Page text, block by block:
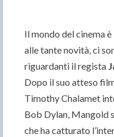
Il mondo del cinema
alle tante novità, ci
riguardanti il regista
Dopo il suo atteso
Timothy Chalamet
Bob Dylan, Mangold
che ha catturato